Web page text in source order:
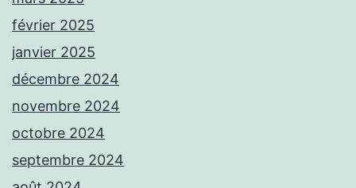
février 2025
janvier 2025
décembre 2024
novembre 2024
octobre 2024
septembre 2024